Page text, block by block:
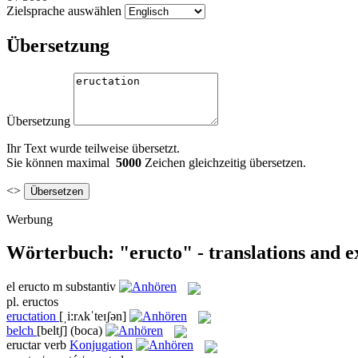
Zielsprache auswählen
Übersetzung
Übersetzung
Ihr Text wurde teilweise übersetzt.
Sie können maximal 5000 Zeichen gleichzeitig übersetzen.
<>
Werbung
Wörterbuch: "eructo" - translations and
el eructo m substantiv
pl. eructos
eructation [ˌi:rʌkˈteɪʃən]
belch [beltʃ] (boca)
eructar verb Konjugation